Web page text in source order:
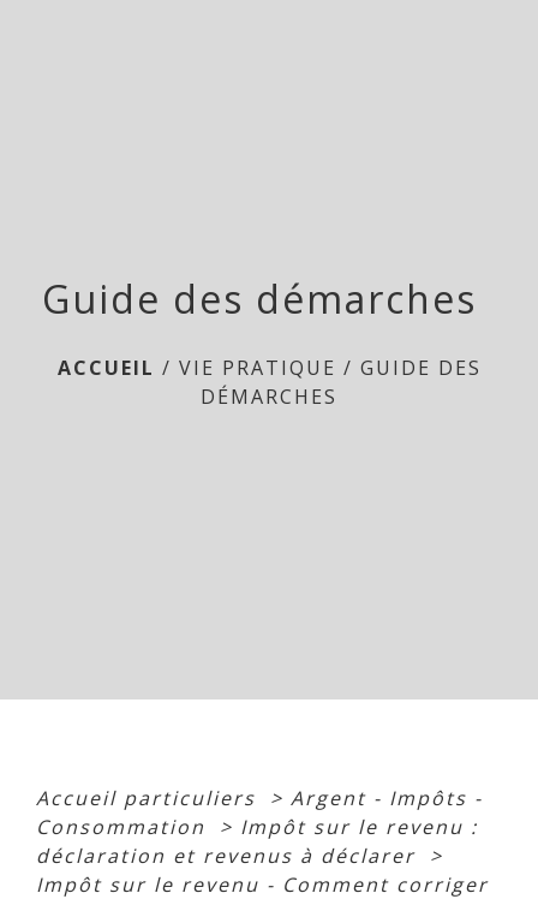
Guide des démarches
ACCUEIL / VIE PRATIQUE / GUIDE DES
DÉMARCHES
Accueil particuliers > Argent - Impôts -
Consommation
> Impôt sur le revenu :
déclaration et revenus à déclarer >
Impôt sur le revenu - Comment corriger